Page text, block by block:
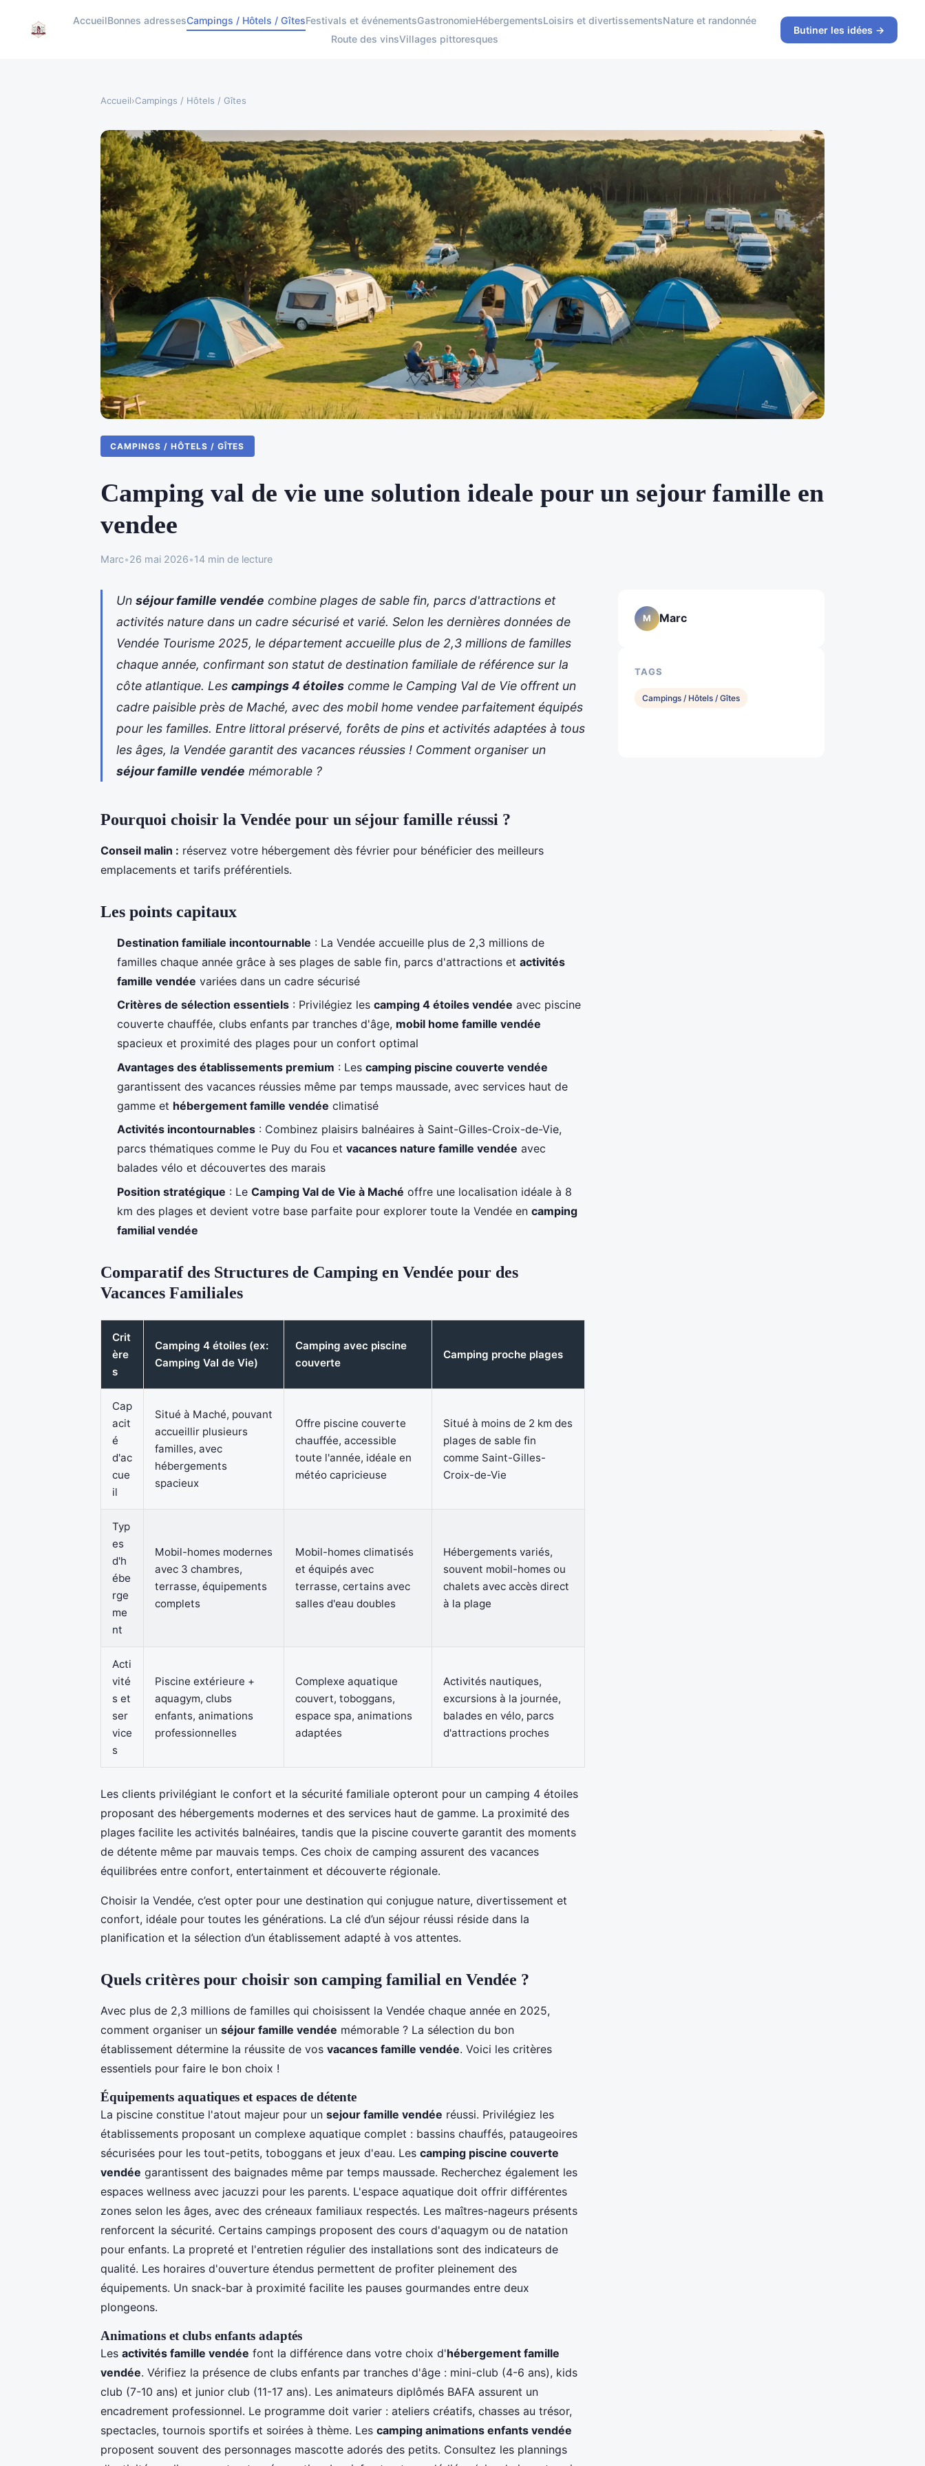
AccueilBonnes adressesCampings / Hôtels / GîtesFestivals et événementsGastronomieHébergementsLoisirs et divertissementsNature et randonnée
Route des vinsVillages pittoresques
Butiner les idées →
Accueil›Campings / Hôtels / Gîtes
CAMPINGS / HÔTELS / GÎTES
Camping val de vie une solution ideale pour un sejour famille en
vendee
Marc•26 mai 2026•14 min de lecture
Un séjour famille vendée combine plages de sable fin, parcs d'attractions et
activités nature dans un cadre sécurisé et varié. Selon les dernières données de
Vendée Tourisme 2025, le département accueille plus de 2,3 millions de familles
chaque année, confirmant son statut de destination familiale de référence sur la
côte atlantique. Les campings 4 étoiles comme le Camping Val de Vie offrent un
cadre paisible près de Maché, avec des mobil home vendee parfaitement équipés
pour les familles. Entre littoral préservé, forêts de pins et activités adaptées à tous
les âges, la Vendée garantit des vacances réussies ! Comment organiser un
séjour famille vendée mémorable ?
Pourquoi choisir la Vendée pour un séjour famille réussi ?
Conseil malin : réservez votre hébergement dès février pour bénéficier des meilleurs
emplacements et tarifs préférentiels.
Les points capitaux
Destination familiale incontournable : La Vendée accueille plus de 2,3 millions de
familles chaque année grâce à ses plages de sable fin, parcs d'attractions et activités
famille vendée variées dans un cadre sécurisé
Critères de sélection essentiels : Privilégiez les camping 4 étoiles vendée avec piscine
couverte chauffée, clubs enfants par tranches d'âge, mobil home famille vendée
spacieux et proximité des plages pour un confort optimal
Avantages des établissements premium : Les camping piscine couverte vendée
garantissent des vacances réussies même par temps maussade, avec services haut de
gamme et hébergement famille vendée climatisé
Activités incontournables : Combinez plaisirs balnéaires à Saint-Gilles-Croix-de-Vie,
parcs thématiques comme le Puy du Fou et vacances nature famille vendée avec
balades vélo et découvertes des marais
Position stratégique : Le Camping Val de Vie à Maché offre une localisation idéale à 8
km des plages et devient votre base parfaite pour explorer toute la Vendée en camping
familial vendée
Comparatif des Structures de Camping en Vendée pour des
Vacances Familiales
Crit
ère
s
Camping 4 étoiles (ex:
Camping Val de Vie)
Camping avec piscine
couverte
Camping proche plages
Cap
acit
é
d'ac
cue
il
Situé à Maché, pouvant
accueillir plusieurs
familles, avec
hébergements
spacieux
Offre piscine couverte
chauffée, accessible
toute l'année, idéale en
météo capricieuse
Situé à moins de 2 km des
plages de sable fin
comme Saint-Gilles-
Croix-de-Vie
Typ
es
d'h
ébe
rge
me
nt
Mobil-homes modernes
avec 3 chambres,
terrasse, équipements
complets
Mobil-homes climatisés
et équipés avec
terrasse, certains avec
salles d'eau doubles
Hébergements variés,
souvent mobil-homes ou
chalets avec accès direct
à la plage
Acti
vité
s et
ser
vice
s
Piscine extérieure +
aquagym, clubs
enfants, animations
professionnelles
Complexe aquatique
couvert, toboggans,
espace spa, animations
adaptées
Activités nautiques,
excursions à la journée,
balades en vélo, parcs
d'attractions proches
Les clients privilégiant le confort et la sécurité familiale opteront pour un camping 4 étoiles
proposant des hébergements modernes et des services haut de gamme. La proximité des
plages facilite les activités balnéaires, tandis que la piscine couverte garantit des moments
de détente même par mauvais temps. Ces choix de camping assurent des vacances
équilibrées entre confort, entertainment et découverte régionale.
Choisir la Vendée, c’est opter pour une destination qui conjugue nature, divertissement et
confort, idéale pour toutes les générations. La clé d’un séjour réussi réside dans la
planification et la sélection d’un établissement adapté à vos attentes.
Quels critères pour choisir son camping familial en Vendée ?
Avec plus de 2,3 millions de familles qui choisissent la Vendée chaque année en 2025,
comment organiser un séjour famille vendée mémorable ? La sélection du bon
établissement détermine la réussite de vos vacances famille vendée. Voici les critères
essentiels pour faire le bon choix !
Équipements aquatiques et espaces de détente
La piscine constitue l'atout majeur pour un sejour famille vendée réussi. Privilégiez les
établissements proposant un complexe aquatique complet : bassins chauffés, pataugeoires
sécurisées pour les tout-petits, toboggans et jeux d'eau. Les camping piscine couverte
vendée garantissent des baignades même par temps maussade. Recherchez également les
espaces wellness avec jacuzzi pour les parents. L'espace aquatique doit offrir différentes
zones selon les âges, avec des créneaux familiaux respectés. Les maîtres-nageurs présents
renforcent la sécurité. Certains campings proposent des cours d'aquagym ou de natation
pour enfants. La propreté et l'entretien régulier des installations sont des indicateurs de
qualité. Les horaires d'ouverture étendus permettent de profiter pleinement des
équipements. Un snack-bar à proximité facilite les pauses gourmandes entre deux
plongeons.
Animations et clubs enfants adaptés
Les activités famille vendée font la différence dans votre choix d'hébergement famille
vendée. Vérifiez la présence de clubs enfants par tranches d'âge : mini-club (4-6 ans), kids
club (7-10 ans) et junior club (11-17 ans). Les animateurs diplômés BAFA assurent un
encadrement professionnel. Le programme doit varier : ateliers créatifs, chasses au trésor,
spectacles, tournois sportifs et soirées à thème. Les camping animations enfants vendée
proposent souvent des personnages mascotte adorés des petits. Consultez les plannings
M Marc
TAGS
Campings / Hôtels / Gîtes